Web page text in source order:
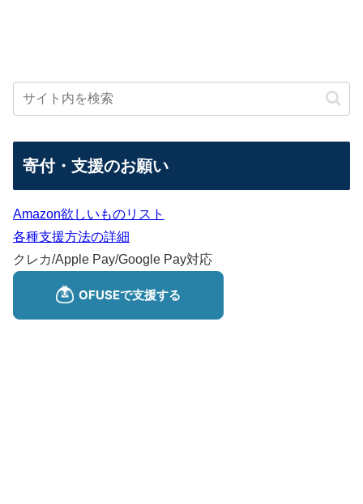
寄付・支援のお願い
Amazon欲しいものリスト
各種支援方法の詳細
クレカ/Apple Pay/Google Pay対応